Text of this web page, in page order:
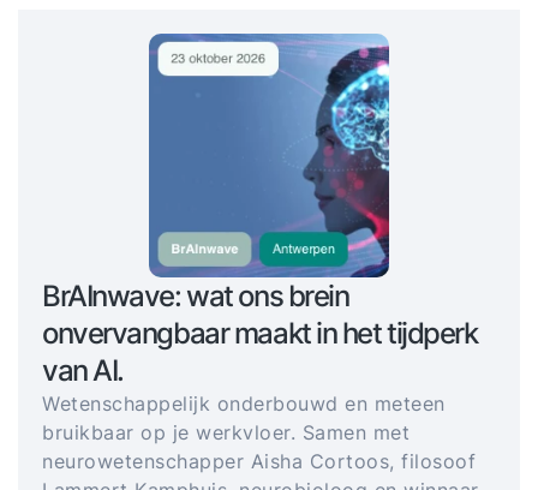
BrAInwave: wat ons brein
onvervangbaar maakt in het tijdperk
van AI.
Wetenschappelijk onderbouwd en meteen
bruikbaar op je werkvloer. Samen met
neurowetenschapper Aisha Cortoos, filosoof